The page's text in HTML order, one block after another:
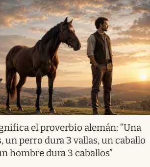
el proverbio alemán: “Una
un perro dura 3 vallas, un caballo
hombre dura 3 caballos”